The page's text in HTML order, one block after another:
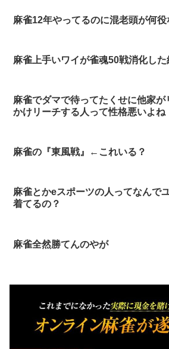
麻雀12年やってるのに混老頭が何
麻雀上手いワイが雀魂50戦消化し
麻雀でダマで待ってたくせに他家が
かけリーチする人って性格悪いよね
麻雀の『東風戦』←これいる？
麻雀とかeスポーツの人ってなんで
着てるの？
麻雀全然勝てんのやが